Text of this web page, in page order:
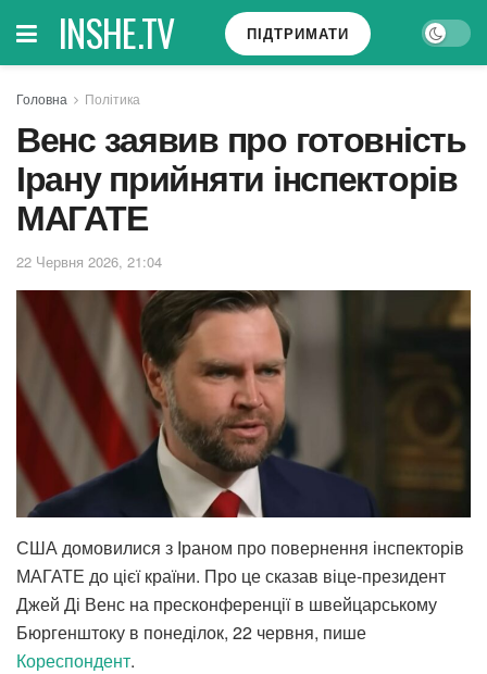
INSHE.TV ПІДТРИМАТИ
Головна Політика
Венс заявив про готовність
Ірану прийняти інспекторів
МАГАТЕ
22 Червня 2026, 21:04
США домовилися з Іраном про повернення інспекторів
МАГАТЕ до цієї країни. Про це сказав віце-президент
Джей Ді Венс на пресконференції в швейцарському
Бюргенштоку в понеділок, 22 червня, пише
Кореспондент.